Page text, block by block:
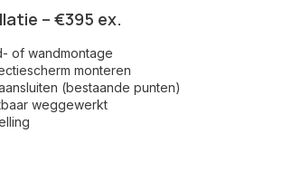
– €395 ex.
of wandmontage
monteren
(bestaande punten)
weggewerkt